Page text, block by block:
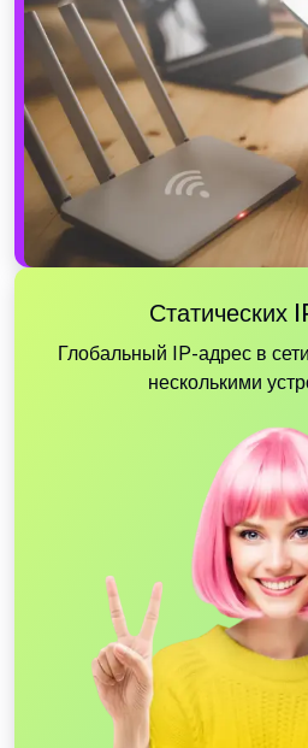
Статических
Глобальный IP-адрес в
несколькими